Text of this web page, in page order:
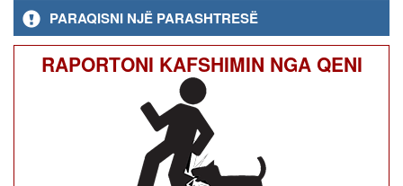
PARAQISNI NJË PARASHTRESË
RAPORTONI KAFSHIMIN NGA QENI